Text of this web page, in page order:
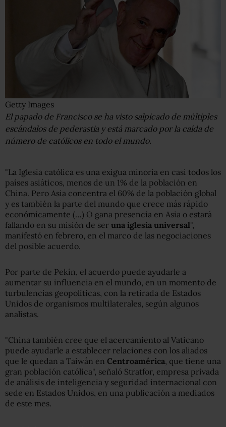
Getty Images
El papado de Francisco se ha visto salpicado de múltiples
escándalos de pederastia y está marcado por la caída de
número de católicos en todo el mundo.
"La Iglesia católica es una exigua minoría en casi todos los
países asiáticos, menos de un 1% de la población en
China. Pero Asia concentra el 60% de la población global
y es también la parte del mundo que crece más rápido
económicamente (…) O gana presencia en Asia o estará
fallando en su misión de ser una iglesia universal",
manifestó en febrero, en el marco de las negociaciones
del posible acuerdo.
Por parte de Pekín, el acuerdo puede ayudarle a
aumentar su influencia en el mundo, en un momento de
turbulencias geopolíticas, con la retirada de Estados
Unidos de organismos multilaterales, según algunos
analistas.
"China también cree que el acercamiento al Vaticano
puede ayudarle a establecer relaciones con los aliados
que le quedan a Taiwán en Centroamérica , que tiene una
gran población católica", señaló Stratfor, empresa privada
de análisis de inteligencia y seguridad internacional con
sede en Estados Unidos, en una publicación a mediados
de este mes.